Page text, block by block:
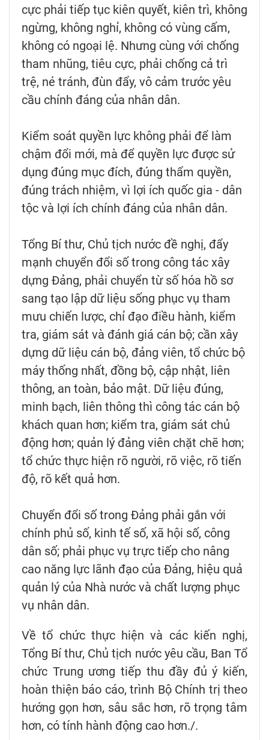
cực phải tiếp tục kiên quyết, kiên trì, không
ngừng, không nghỉ, không có vùng cấm,
không có ngoại lệ. Nhưng cùng với chống
tham nhũng, tiêu cực, phải chống cả trì
trệ, né tránh, đùn đẩy, vô cảm trước yêu
cầu chính đáng của nhân dân.
Kiểm soát quyền lực không phải để làm
chậm đổi mới, mà để quyền lực được sử
dụng đúng mục đích, đúng thẩm quyền,
đúng trách nhiệm, vì lợi ích quốc gia - dân
tộc và lợi ích chính đáng của nhân dân.
Tổng Bí thư, Chủ tịch nước đề nghị, đẩy
mạnh chuyển đổi số trong công tác xây
dựng Đảng, phải chuyển từ số hóa hồ sơ
sang tạo lập dữ liệu sống phục vụ tham
mưu chiến lược, chỉ đạo điều hành, kiểm
tra, giám sát và đánh giá cán bộ; cần xây
dựng dữ liệu cán bộ, đảng viên, tổ chức bộ
máy thống nhất, đồng bộ, cập nhật, liên
thông, an toàn, bảo mật. Dữ liệu đúng,
minh bạch, liên thông thì công tác cán bộ
khách quan hơn; kiểm tra, giám sát chủ
động hơn; quản lý đảng viên chặt chẽ hơn;
tổ chức thực hiện rõ người, rõ việc, rõ tiến
độ, rõ kết quả hơn.
Chuyển đổi số trong Đảng phải gắn với
chính phủ số, kinh tế số, xã hội số, công
dân số; phải phục vụ trực tiếp cho nâng
cao năng lực lãnh đạo của Đảng, hiệu quả
quản lý của Nhà nước và chất lượng phục
vụ nhân dân.
Về tổ chức thực hiện và các kiến nghị,
Tổng Bí thư, Chủ tịch nước yêu cầu, Ban Tổ
chức Trung ương tiếp thu đầy đủ ý kiến,
hoàn thiện báo cáo, trình Bộ Chính trị theo
hướng gọn hơn, sâu sắc hơn, rõ trọng tâm
hơn, có tính hành động cao hơn./.